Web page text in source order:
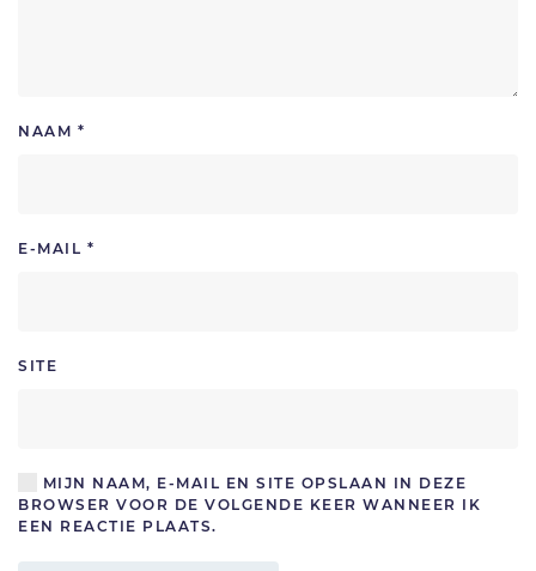
NAAM *
E-MAIL *
SITE
MIJN NAAM, E-MAIL EN SITE OPSLAAN IN DEZE
BROWSER VOOR DE VOLGENDE KEER WANNEER IK
EEN REACTIE PLAATS.